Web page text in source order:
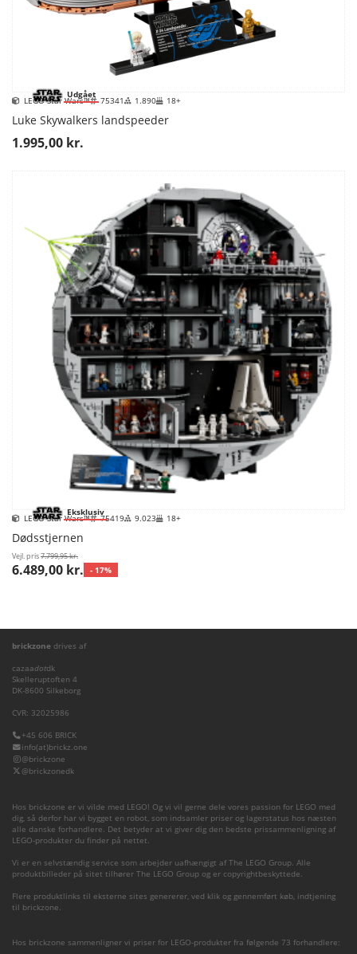
Udgået
LEGO Star Wars™ 75341 1.890 18+
Luke Skywalkers landspeeder
1.995,00 kr.
Eksklusiv
LEGO Star Wars™ 75419 9.023 18+
Dødsstjernen
Vejl. pris7.799,95 kr.
6.489,00 kr. - 17%
brickzone drives af
cazaadotdk
Skelleruptoften 4
DK-8600 Silkeborg
CVR: 32025986
+45 606 BRICK
info(at)brickz.one
@brickzone
@brickzonedk
Hos brickzone er vi vilde med LEGO! Og vi vil gerne dele vores passion for LEGO med
dig, så derfor har vi bygget en robot, som indsamler priser og lagerstatus hos næsten
alle danske forhandlere. Det betyder at vi giver dig den bedste prissammenligning af
LEGO-produkter du finder på nettet.
Vi er en selvstændig service som arbejder uafhængigt af The LEGO Group. Alle
produktbilleder på sitet tilhører The LEGO Group og er copyrightbeskyttede.
Flere produktlinks til eksterne sites genererer, ved klik og gennemført køb, indtjening
til brickzone.
Hos brickzone sammenligner vi priser for LEGO-produkter fra følgende 73 forhandlere: